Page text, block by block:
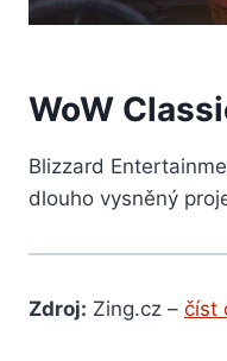
WoW
Blizzard
dlouho vysněný
Zdroj: Zing.cz – číst